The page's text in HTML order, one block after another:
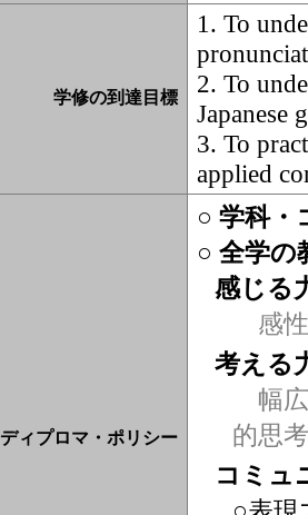
学修の到達目標
1. To
2. To
Japanese
3. To
applied
ディプロマ・ポリシー
○ 学科・
○ 全学の
感じる
感性
考える
幅
的思
コミュ